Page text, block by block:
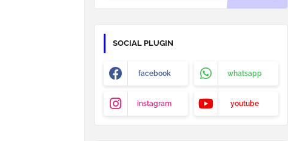
SOCIAL PLUGIN
facebook whatsapp
instagram youtube